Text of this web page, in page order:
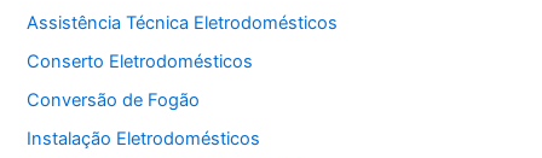
Assistência Técnica Eletrodomésticos
Conserto Eletrodomésticos
Conversão de Fogão
Instalação Eletrodomésticos